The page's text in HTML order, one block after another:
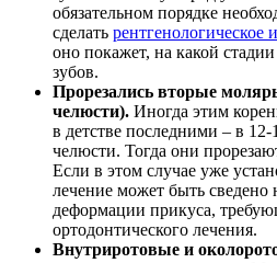
обязательном порядке
сделать рентгенологическое
оно покажет, на какой
зубов.
Прорезались вторые
челюсти). Иногда этим
в детстве последними – в 12-
челюсти. Тогда они
Если в этом случае уже
лечение может быть
деформации прикуса,
ортодонтического лечения.
Внутриротовые и